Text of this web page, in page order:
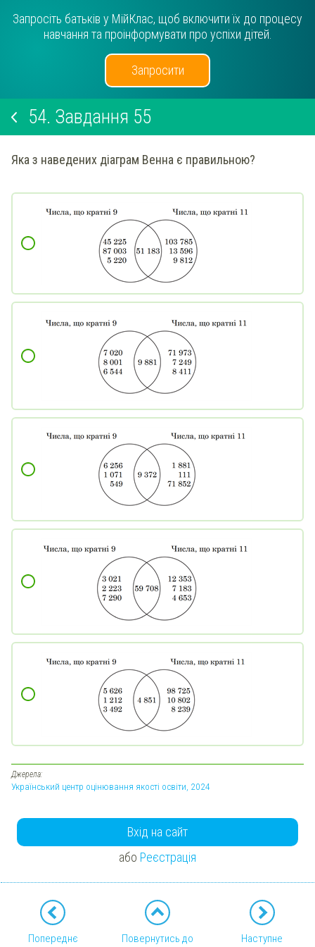
Запросіть батьків у МійКлас, щоб включити їх до процесу
навчання та проінформувати про успіхи дітей.
Запросити
54. Завдання 55
Яка з наведених діаграм Венна є правильною?
Джерела:
Український центр оцінювання якості освіти, 2024
Вхід на сайт
або Реєстрація
Попереднє
Повернутись до
Наступне